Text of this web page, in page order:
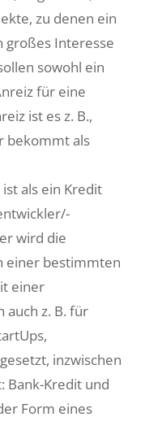
zu denen ein
großes Interesse
sowohl ein
für eine
ist es z. B.,
bekommt als
als ein Kredit
wird die
einer bestimmten
einer
auch z. B. für
inzwischen
Bank-Kredit und
Form eines